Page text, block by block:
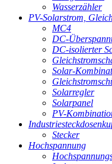
Wasserzähler
PV-Solarstrom,
MC4
DC-
DC-isolierter
Solar-
Solarregler
Solarpanel
PV-
Stecker
Hochspannung